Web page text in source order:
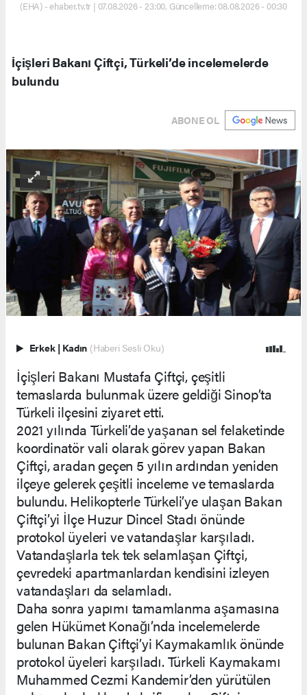
(EHA) - ehaber.tv.tr | 07.08.2026 - 23:00, Güncelleme: 08.08.2026 - 00:30
İçişleri Bakanı Çiftçi, Türkeli’de incelemelerde
bulundu
ABONE OL
Erkek | Kadın (Haberi Sesli Oku)
İçişleri Bakanı Mustafa Çiftçi, çeşitli
temaslarda bulunmak üzere geldiği Sinop’ta
Türkeli ilçesini ziyaret etti.
2021 yılında Türkeli’de yaşanan sel felaketinde
koordinatör vali olarak görev yapan Bakan
Çiftçi, aradan geçen 5 yılın ardından yeniden
ilçeye gelerek çeşitli inceleme ve temaslarda
bulundu. Helikopterle Türkeli’ye ulaşan Bakan
Çiftçi’yi İlçe Huzur Dincel Stadı önünde
protokol üyeleri ve vatandaşlar karşıladı.
Vatandaşlarla tek tek selamlaşan Çiftçi,
çevredeki apartmanlardan kendisini izleyen
vatandaşları da selamladı.
Daha sonra yapımı tamamlanma aşamasına
gelen Hükümet Konağı’nda incelemelerde
bulunan Bakan Çiftçi’yi Kaymakamlık önünde
protokol üyeleri karşıladı. Türkeli Kaymakamı
Muhammed Cezmi Kandemir’den yürütülen